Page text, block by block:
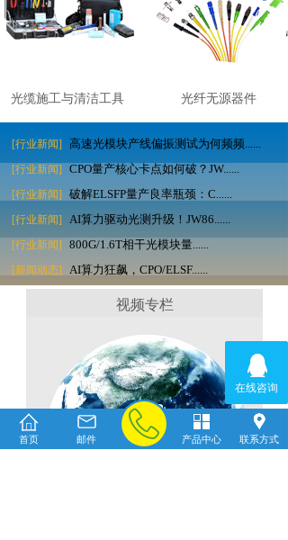
光纤无源器件
光缆施工与清洁工具
[行业新闻] 高速光模块产线偏振测试为何频频......
[行业新闻] CPO量产核心卡点如何破？JW......
[行业新闻] 破解ELSFP量产良率瓶颈：C......
[行业新闻] AI算力驱动光测升级！JW86......
[行业新闻] 800G/1.6T相干光模块量......
[新闻动态] AI算力狂飙，CPO/ELSF......
视频专栏
首页 邮件 产品中心 联系方式